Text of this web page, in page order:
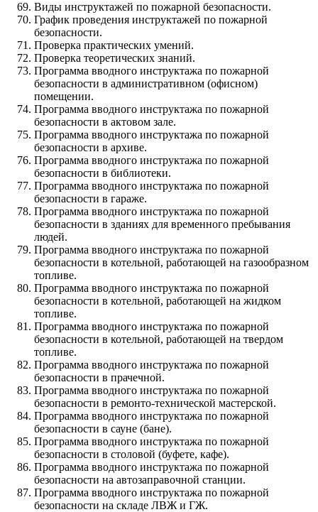
Виды инструктажей по пожарной безопасности.
График проведения инструктажей по пожарной
безопасности.
Проверка практических умений.
Проверка теоретических знаний.
Программа вводного инструктажа по пожарной
безопасности в административном (офисном)
помещении.
Программа вводного инструктажа по пожарной
безопасности в актовом зале.
Программа вводного инструктажа по пожарной
безопасности в архиве.
Программа вводного инструктажа по пожарной
безопасности в библиотеки.
Программа вводного инструктажа по пожарной
безопасности в гараже.
Программа вводного инструктажа по пожарной
безопасности в зданиях для временного пребывания
людей.
Программа вводного инструктажа по пожарной
безопасности в котельной, работающей на газообразном
топливе.
Программа вводного инструктажа по пожарной
безопасности в котельной, работающей на жидком
топливе.
Программа вводного инструктажа по пожарной
безопасности в котельной, работающей на твердом
топливе.
Программа вводного инструктажа по пожарной
безопасности в прачечной.
Программа вводного инструктажа по пожарной
безопасности в ремонто-технической мастерской.
Программа вводного инструктажа по пожарной
безопасности в сауне (бане).
Программа вводного инструктажа по пожарной
безопасности в столовой (буфете, кафе).
Программа вводного инструктажа по пожарной
безопасности на автозаправочной станции.
Программа вводного инструктажа по пожарной
безопасности на складе ЛВЖ и ГЖ.